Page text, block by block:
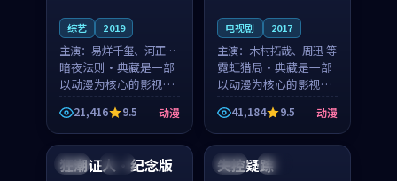
综艺 2019
主演： 易烊千玺、河正宇
等
暗夜法则·典藏是一部
以动漫为核心的影视作
品，围绕危机、反转与
人物成长展开，整体节
奏紧凑，值得推荐观
看。
21,416 9.5 动漫
电视剧 2017
主演： 木村拓哉、周迅 等
霓虹猎局·典藏是一部
以动漫为核心的影视作
品，围绕危机、反转与
人物成长展开，整体节
奏紧凑，值得推荐观
看。
41,184 9.5 动漫
英国 院线
狂潮证人·纪念版 英国 完结
失控疑踪